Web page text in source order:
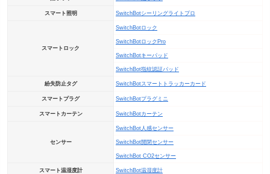
スマート照明 SwitchBotシーリングライトプロ
スマートロック
SwitchBotロック
SwitchBotロックPro
SwitchBotキーパッド
SwitchBot指紋認証パッド
紛失防止タグ SwitchBotスマートトラッカーカード
スマートプラグ SwitchBotプラグミニ
スマートカーテン SwitchBotカーテン
センサー
SwitchBot人感センサー
SwitchBot開閉センサー
SwitchBot CO2センサー
スマート温湿度計 SwitchBot温湿度計